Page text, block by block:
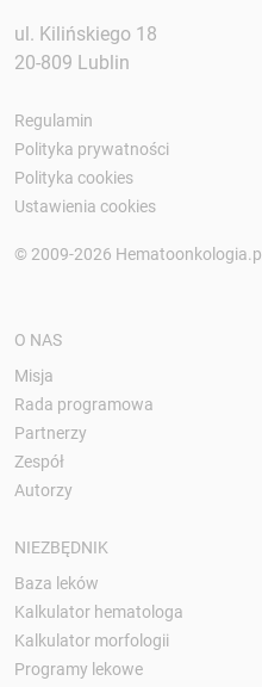
ul. Kilińskiego 18
20-809 Lublin
Regulamin
Polityka prywatności
Polityka cookies
Ustawienia cookies
© 2009-2026 Hematoonkologia.pl
O NAS
Misja
Rada programowa
Partnerzy
Zespół
Autorzy
NIEZBĘDNIK
Baza leków
Kalkulator hematologa
Kalkulator morfologii
Programy lekowe